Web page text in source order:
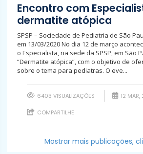
Encontro com
dermatite atópica
SPSP – Sociedade de Pediatria de São
em 13/03/2020 No dia 12 de março
o Especialista, na sede da SPSP, em São
“Dermatite atópica”, com o objetivo de
sobre o tema para pediatras. O eve...
6403 VISUALIZAÇÕES 12
COMPARTILHE
Mostrar mais publicações,